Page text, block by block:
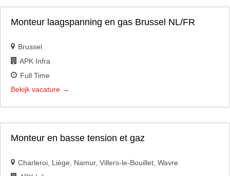
Monteur laagspanning en gas Brussel NL/FR
Brussel
APK Infra
Full Time
Bekijk vacature
Monteur en basse tension et gaz
Charleroi Liège Namur Villers-le-Bouillet Wavre